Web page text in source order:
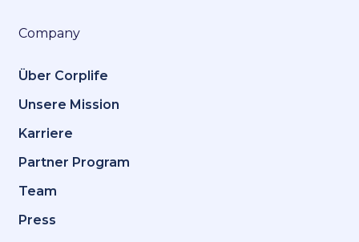
Company
Über Corplife
Unsere Mission
Karriere
Partner Program
Team
Press